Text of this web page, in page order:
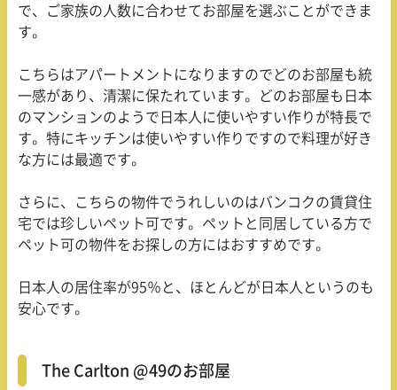
で、ご家族の人数に合わせてお部屋を選ぶことができま
す。
こちらはアパートメントになりますのでどのお部屋も統
一感があり、清潔に保たれています。どのお部屋も日本
のマンションのようで日本人に使いやすい作りが特長で
す。特にキッチンは使いやすい作りですので料理が好き
な方には最適です。
さらに、こちらの物件でうれしいのはバンコクの賃貸住
宅では珍しいペット可です。ペットと同居している方で
ペット可の物件をお探しの方にはおすすめです。
日本人の居住率が95％と、ほとんどが日本人というのも
安心です。
The Carlton @49のお部屋